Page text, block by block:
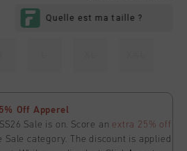
Off Apperel
Sale is on. Score an extra 25% off
Sale category. The discount is applied